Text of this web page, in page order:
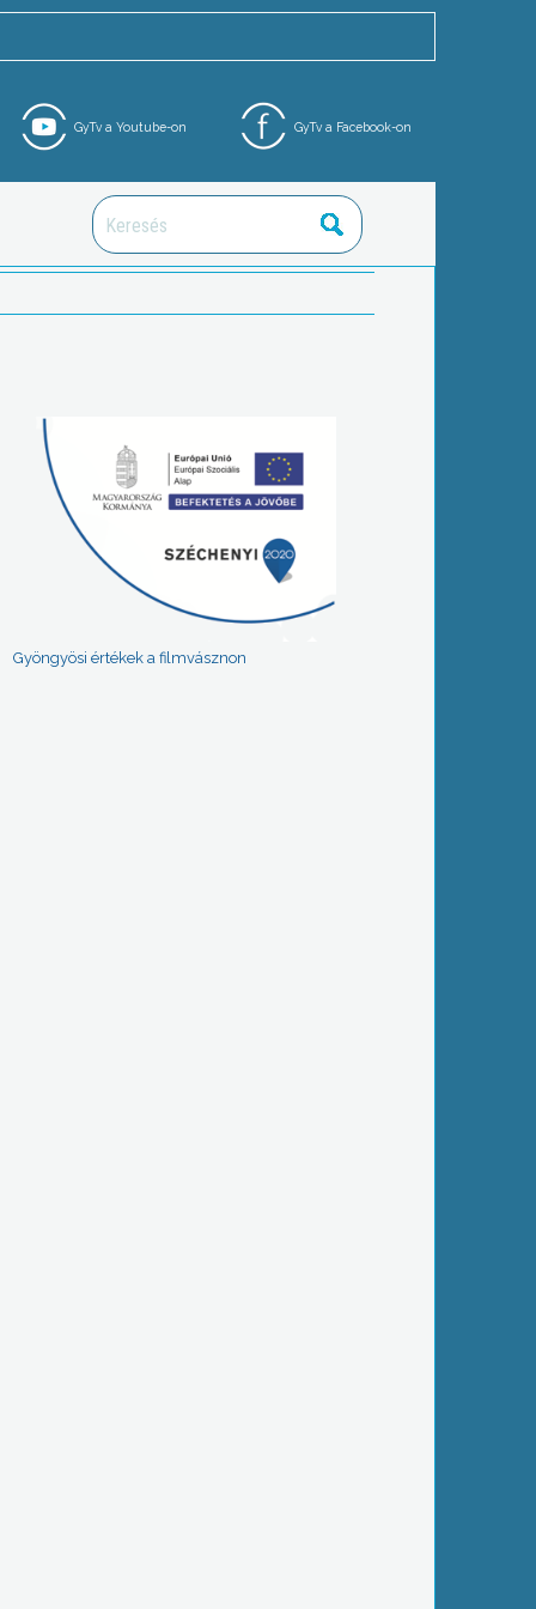
GyTv a Facebook-on
GyTv a Youtube-on
Gyöngyösi értékek a filmvásznon